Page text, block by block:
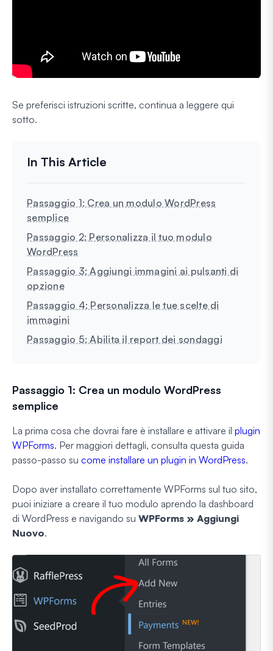
Se preferisci istruzioni scritte, continua a leggere qui
sotto.
Passaggio 1: Crea un modulo WordPress
semplice
Passaggio 2: Personalizza il tuo modulo
WordPress
Passaggio 3: Aggiungi immagini ai pulsanti di
opzione
Passaggio 4: Personalizza le tue scelte di
immagini
Passaggio 5: Abilita il report dei sondaggi
Passaggio 1: Crea un modulo WordPress
semplice
La prima cosa che dovrai fare è installare e attivare il plugin
WPForms. Per maggiori dettagli, consulta questa guida
passo-passo su come installare un plugin in WordPress.
Dopo aver installato correttamente WPForms sul tuo sito,
puoi iniziare a creare il tuo modulo aprendo la dashboard
di WordPress e navigando su WPForms » Aggiungi
Nuovo.